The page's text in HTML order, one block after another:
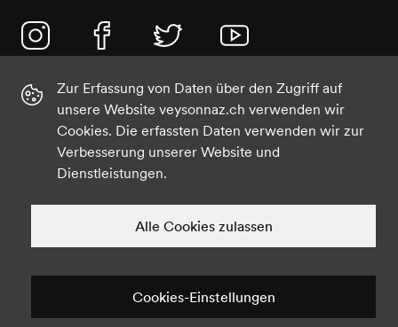
©2021 Veysonnaz Datenschutz
Zur Erfassung von Daten über den Zugriff auf
unsere Website veysonnaz.ch verwenden wir
Cookies. Die erfassten Daten verwenden wir zur
Verbesserung unserer Website und
Dienstleistungen.
Cookies-Einstellungen